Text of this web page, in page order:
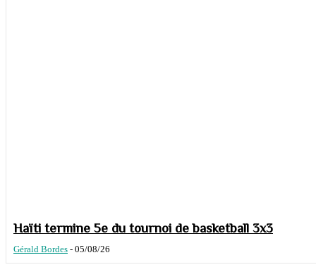
Haïti termine 5e du tournoi de basketball 3x3
Gérald Bordes - 05/08/26